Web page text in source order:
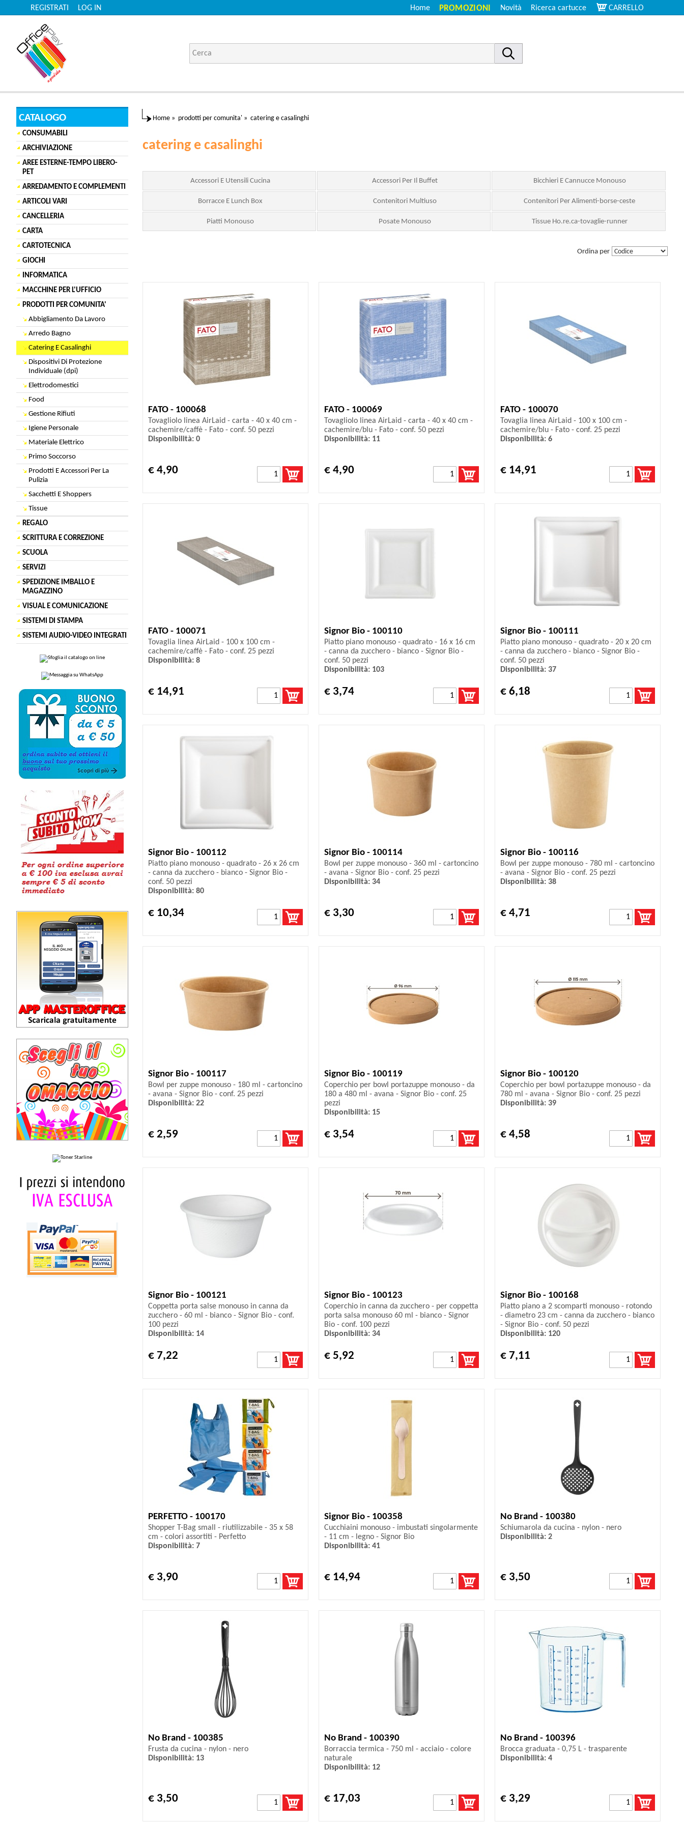
LOG IN
REGISTRATI CARRELLO
Ricerca cartucce
Novità
PROMOZIONI
Home
CATALOGO
CONSUMABILI
ARCHIVIAZIONE
AREE ESTERNE-TEMPO LIBERO-
PET
ARREDAMENTO E COMPLEMENTI
ARTICOLI VARI
CANCELLERIA
CARTA
CARTOTECNICA
GIOCHI
INFORMATICA
MACCHINE PER L'UFFICIO
PRODOTTI PER COMUNITA'
Abbigliamento Da Lavoro
Arredo Bagno
Catering E Casalinghi
Dispositivi Di Protezione
Individuale (dpi)
Elettrodomestici
Food
Gestione Rifiuti
Igiene Personale
Materiale Elettrico
Primo Soccorso
Prodotti E Accessori Per La
Pulizia
Sacchetti E Shoppers
Tissue
REGALO
SCRITTURA E CORREZIONE
SCUOLA
SERVIZI
SPEDIZIONE IMBALLO E
MAGAZZINO
VISUAL E COMUNICAZIONE
SISTEMI DI STAMPA
SISTEMI AUDIO-VIDEO INTEGRATI
Home » prodotti per comunita' » catering e casalinghi
catering e casalinghi
Accessori E Utensili Cucina Accessori Per Il Buffet Bicchieri E Cannucce Monouso
Borracce E Lunch Box Contenitori Multiuso Contenitori Per Alimenti-borse-ceste
Piatti Monouso Posate Monouso Tissue Ho.re.ca-tovaglie-runner
Ordina per
FATO - 100068
Tovagliolo linea AirLaid - carta - 40 x 40 cm -
cachemire/caffè - Fato - conf. 50 pezzi
Disponibilità: 0
€ 4,90
FATO - 100069
Tovagliolo linea AirLaid - carta - 40 x 40 cm -
cachemire/blu - Fato - conf. 50 pezzi
Disponibilità: 11
€ 4,90
FATO - 100070
Tovaglia linea AirLaid - 100 x 100 cm -
cachemire/blu - Fato - conf. 25 pezzi
Disponibilità: 6
€ 14,91
FATO - 100071
Tovaglia linea AirLaid - 100 x 100 cm -
cachemire/caffè - Fato - conf. 25 pezzi
Disponibilità: 8
€ 14,91
Signor Bio - 100110
Piatto piano monouso - quadrato - 16 x 16 cm
- canna da zucchero - bianco - Signor Bio -
conf. 50 pezzi
Disponibilità: 103
€ 3,74
Signor Bio - 100111
Piatto piano monouso - quadrato - 20 x 20 cm
- canna da zucchero - bianco - Signor Bio -
conf. 50 pezzi
Disponibilità: 37
€ 6,18
Signor Bio - 100112
Piatto piano monouso - quadrato - 26 x 26 cm
- canna da zucchero - bianco - Signor Bio -
conf. 50 pezzi
Disponibilità: 80
€ 10,34
Signor Bio - 100114
Bowl per zuppe monouso - 360 ml - cartoncino
- avana - Signor Bio - conf. 25 pezzi
Disponibilità: 34
€ 3,30
Signor Bio - 100116
Bowl per zuppe monouso - 780 ml - cartoncino
- avana - Signor Bio - conf. 25 pezzi
Disponibilità: 38
€ 4,71
Signor Bio - 100117
Bowl per zuppe monouso - 180 ml - cartoncino
- avana - Signor Bio - conf. 25 pezzi
Disponibilità: 22
€ 2,59
Signor Bio - 100119
Coperchio per bowl portazuppe monouso - da
180 a 480 ml - avana - Signor Bio - conf. 25
pezzi
Disponibilità: 15
€ 3,54
Signor Bio - 100120
Coperchio per bowl portazuppe monouso - da
780 ml - avana - Signor Bio - conf. 25 pezzi
Disponibilità: 39
€ 4,58
Signor Bio - 100121
Coppetta porta salse monouso in canna da
zucchero - 60 ml - bianco - Signor Bio - conf.
100 pezzi
Disponibilità: 14
€ 7,22
Signor Bio - 100123
Coperchio in canna da zucchero - per coppetta
porta salsa monouso 60 ml - bianco - Signor
Bio - conf. 100 pezzi
Disponibilità: 34
€ 5,92
Signor Bio - 100168
Piatto piano a 2 scomparti monouso - rotondo
- diametro 23 cm - canna da zucchero - bianco
- Signor Bio - conf. 50 pezzi
Disponibilità: 120
€ 7,11
PERFETTO - 100170
Shopper T-Bag small - riutilizzabile - 35 x 58
cm - colori assortiti - Perfetto
Disponibilità: 7
€ 3,90
Signor Bio - 100358
Cucchiaini monouso - imbustati singolarmente
- 11 cm - legno - Signor Bio
Disponibilità: 41
€ 14,94
No Brand - 100380
Schiumarola da cucina - nylon - nero
Disponibilità: 2
€ 3,50
No Brand - 100385
Frusta da cucina - nylon - nero
Disponibilità: 13
€ 3,50
No Brand - 100390
Borraccia termica - 750 ml - acciaio - colore
naturale
Disponibilità: 12
€ 17,03
No Brand - 100396
Brocca graduata - 0,75 L - trasparente
Disponibilità: 4
€ 3,29